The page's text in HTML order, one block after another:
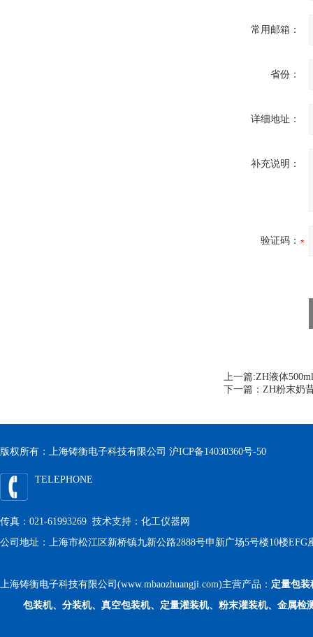
常用邮箱：
省份：
详细地址：
补充说明：
验证码：
上一篇:ZH液体
下一篇： ZH粉末奶
版权所有：上海铸衡电子科技有限公司 沪ICP备14030360号-50
TELEPHONE
传真：021-61993269 技术支持： 化工仪器网
公司地址：上海市松江区新桥镇九新公路2888号申新广场5号楼10楼EFG
上海铸衡电子科技有限公司(www.mbaozhuangji.com)主营产品： 定量包装
包装机、分装机、真空包装机、定量灌装机、粉末灌装机、金属检